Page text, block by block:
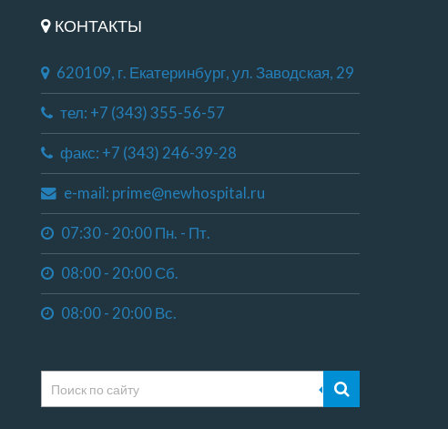
КОНТАКТЫ
620109, г. Екатеринбург, ул. Заводская, 29
тел: +7 (343) 355-56-57
факс: +7 (343) 246-39-28
e-mail: prime@newhospital.ru
07:30 - 20:00 Пн. - Пт.
08:00 - 20:00 Сб.
08:00 - 20:00 Вс.